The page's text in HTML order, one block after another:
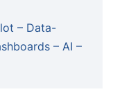
– Data-
– AI –